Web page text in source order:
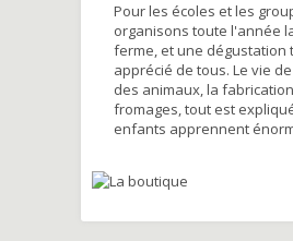
Pour les écoles et les
organisons toute l'année
ferme, et une dégustation
apprécié de tous. Le vie
des animaux, la
fromages, tout est
enfants apprennent